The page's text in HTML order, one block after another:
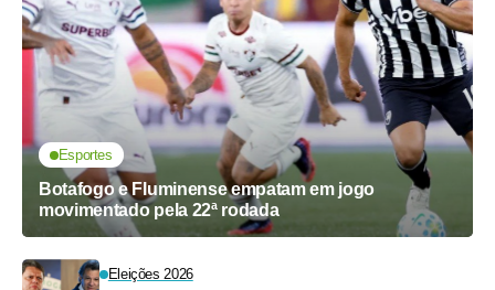
Esportes
Botafogo e Fluminense empatam em jogo
movimentado pela 22ª rodada
Eleições 2026